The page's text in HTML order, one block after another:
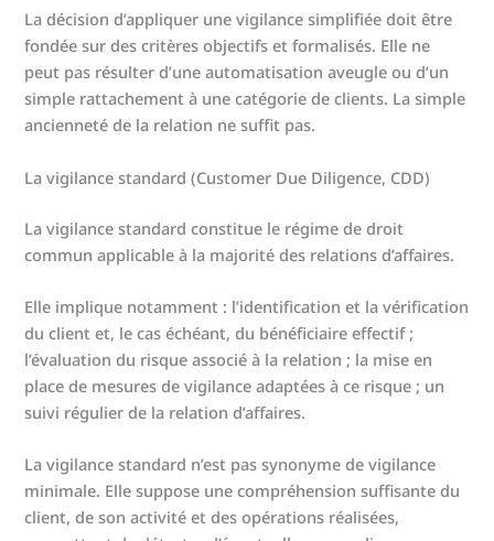
La décision d’appliquer une vigilance simplifiée doit être
fondée sur des critères objectifs et formalisés. Elle ne
peut pas résulter d’une automatisation aveugle ou d’un
simple rattachement à une catégorie de clients. La simple
ancienneté de la relation ne suffit pas.
La vigilance standard (Customer Due Diligence, CDD)
La vigilance standard constitue le régime de droit
commun applicable à la majorité des relations d’affaires.
Elle implique notamment : l’identification et la vérification
du client et, le cas échéant, du bénéficiaire effectif ;
l’évaluation du risque associé à la relation ; la mise en
place de mesures de vigilance adaptées à ce risque ; un
suivi régulier de la relation d’affaires.
La vigilance standard n’est pas synonyme de vigilance
minimale. Elle suppose une compréhension suffisante du
client, de son activité et des opérations réalisées,